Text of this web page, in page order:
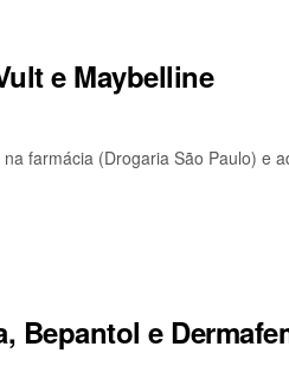
e Maybelline
farmácia (Drogaria São Paulo) e
Bepantol e